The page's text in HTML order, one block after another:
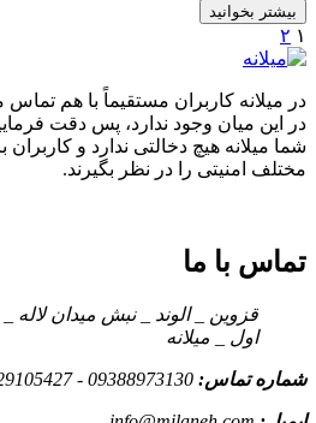
بیشتر بخوانید
۱ ۲
در میلانه کاربران مستقیماً با هم
در این میان وجود ندارد، پس دقت
شما میلانه هیچ دخالتی ندارد و
مختلف امنیتی را در نظر بگیرند.
تماس با ما
قزوین _ الوند _ نبش میدان لاله _
اول _ میلانه
شماره تماس: 09388973130 - 09129105427